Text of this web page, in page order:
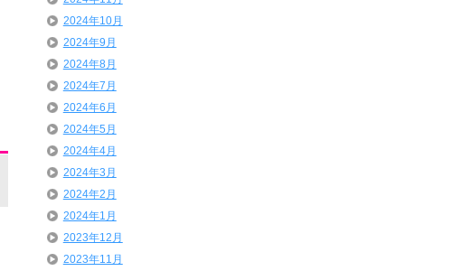
2024年10月
2024年9月
2024年8月
2024年7月
2024年6月
2024年5月
2024年4月
2024年3月
2024年2月
2024年1月
2023年12月
2023年11月